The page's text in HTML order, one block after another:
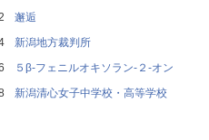
邂逅
新潟地方裁判所
５β‐フェニルオキソラン‐２‐オン
新潟清心女子中学校・高等学校